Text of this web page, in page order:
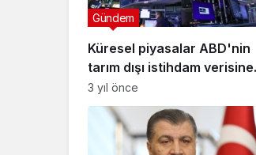
Küresel piyasalar ABD'nin
tarım dışı istihdam verisine
odaklandı
Gündem
3 yıl önce